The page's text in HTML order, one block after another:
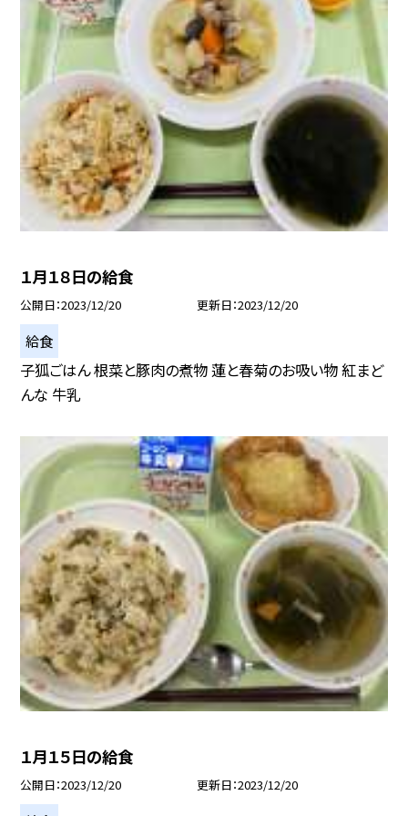
１月１８日の給食
公開日 2023/12/20 更新日 2023/12/20
給食
子狐ごはん 根菜と豚肉の煮物 蓮と春菊のお吸い物 紅まど
んな 牛乳
１月１５日の給食
公開日 2023/12/20 更新日 2023/12/20